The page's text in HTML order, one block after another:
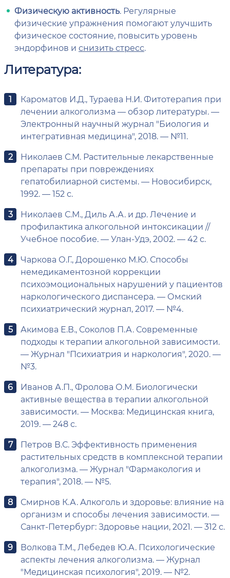
Физическую активность. Регулярные
физические упражнения помогают улучшить
физическое состояние, повысить уровень
эндорфинов и снизить стресс.
Литература:
Кароматов И.Д., Тураева Н.И. Фитотерапия при
лечении алкоголизма — обзор литературы. —
Электронный научный журнал "Биология и
интегративная медицина", 2018. — №11.
Николаев С.М. Растительные лекарственные
препараты при повреждениях
гепатобилиарной системы. — Новосибирск,
1992. — 152 с.
Николаев С.М., Диль А.А. и др. Лечение и
профилактика алкогольной интоксикации //
Учебное пособие. — Улан-Удэ, 2002. — 42 с.
Чаркова О.Г., Дорошенко М.Ю. Способы
немедикаментозной коррекции
психоэмоциональных нарушений у пациентов
наркологического диспансера. — Омский
психиатрический журнал, 2017. — №4.
Акимова Е.В., Соколов П.А. Современные
подходы к терапии алкогольной зависимости.
— Журнал "Психиатрия и наркология", 2020. —
№3.
Иванов А.П., Фролова О.М. Биологически
активные вещества в терапии алкогольной
зависимости. — Москва: Медицинская книга,
2019. — 248 с.
Петров В.С. Эффективность применения
растительных средств в комплексной терапии
алкоголизма. — Журнал "Фармакология и
терапия", 2018. — №5.
Смирнов К.А. Алкоголь и здоровье: влияние на
организм и способы лечения зависимости. —
Санкт-Петербург: Здоровье нации, 2021. — 312 с.
Волкова Т.М., Лебедев Ю.А. Психологические
аспекты лечения алкоголизма. — Журнал
"Медицинская психология", 2019. — №2.